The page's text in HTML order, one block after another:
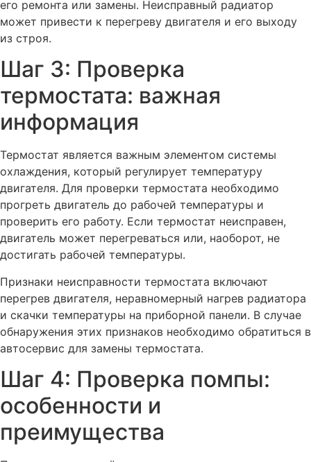
его ремонта или замены. Неисправный радиатор
может привести к перегреву двигателя и его выходу
из строя.
Шаг 3: Проверка
термостата: важная
информация
Термостат является важным элементом системы
охлаждения, который регулирует температуру
двигателя. Для проверки термостата необходимо
прогреть двигатель до рабочей температуры и
проверить его работу. Если термостат неисправен,
двигатель может перегреваться или, наоборот, не
достигать рабочей температуры.
Признаки неисправности термостата включают
перегрев двигателя, неравномерный нагрев радиатора
и скачки температуры на приборной панели. В случае
обнаружения этих признаков необходимо обратиться в
автосервис для замены термостата.
Шаг 4: Проверка помпы:
особенности и
преимущества